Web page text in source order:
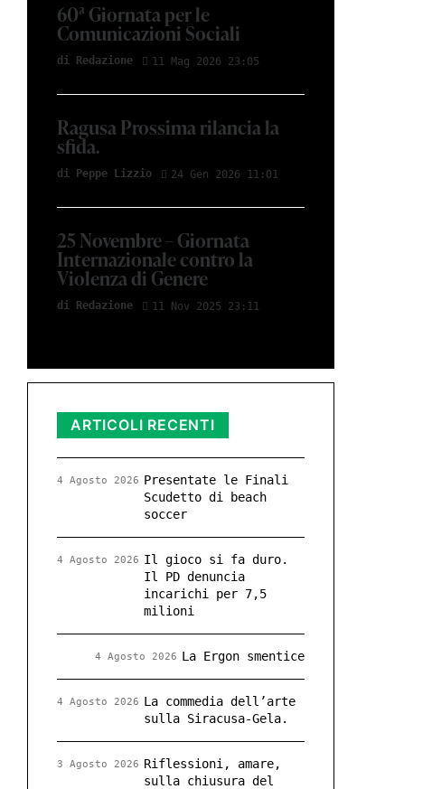
60ª Giornata per le
Comunicazioni Sociali
di Redazione 11 Mag 2026 23:05
Ragusa Prossima rilancia la
sfida.
di Peppe Lizzio 24 Gen 2026 11:01
25 Novembre – Giornata
Internazionale contro la
Violenza di Genere
di Redazione 11 Nov 2025 23:11
ARTICOLI RECENTI
Presentate le Finali
Scudetto di beach
soccer
4 Agosto 2026
Il gioco si fa duro.
Il PD denuncia
incarichi per 7,5
milioni
4 Agosto 2026
La Ergon smentice
4 Agosto 2026
La commedia dell’arte
sulla Siracusa-Gela.
4 Agosto 2026
Riflessioni, amare,
sulla chiusura del
3 Agosto 2026